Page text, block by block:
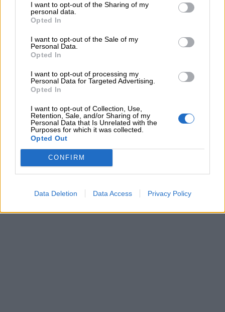
I want to opt-out of the Sharing of my
personal data.
Opted In
I want to opt-out of the Sale of my
Personal Data.
Opted In
I want to opt-out of processing my
Personal Data for Targeted Advertising.
Opted In
I want to opt-out of Collection, Use,
Retention, Sale, and/or Sharing of my
Personal Data that Is Unrelated with the
Purposes for which it was collected.
Opted Out
CONFIRM
Data Deletion Data Access Privacy Policy
Raccolta di racconti: legateli per bene, o vi
scapperanno di mano. Scrivere racconti è
affascinante, ma richiede una capacità artistica
fiabe che non centrano nulla le une con le altre.
La raccolta dovrà avere un tema forte, indagare
un tema e farlo con arte. Non sottovalutare
questo genere.